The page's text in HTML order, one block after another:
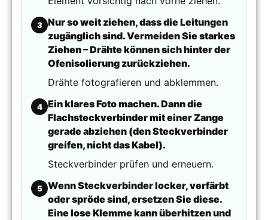
3 Nur so weit ziehen, dass die Leitungen
zugänglich sind. Vermeiden Sie starkes
Ziehen – Drähte können sich hinter der
Ofenisolierung zurückziehen.
Drähte fotografieren und abklemmen.
4 Ein klares Foto machen. Dann die
Flachsteckverbinder mit einer Zange
gerade abziehen (den Steckverbinder
greifen, nicht das Kabel).
Steckverbinder prüfen und erneuern.
5 Wenn Steckverbinder locker, verfärbt
oder spröde sind, ersetzen Sie diese.
Eine lose Klemme kann überhitzen und